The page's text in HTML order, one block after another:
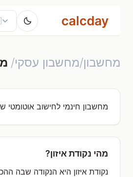
calcday
מחשבון/מחשבון עסקי/
מחשבון חינמי לחישוב אוטומטי
מהי נקודת איזון?
נקודת איזון היא הנקודה שבה